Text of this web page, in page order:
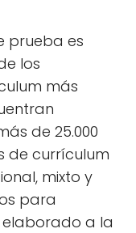
prueba es
los
más
de 25.000
de currículum
mixto y
para
a la